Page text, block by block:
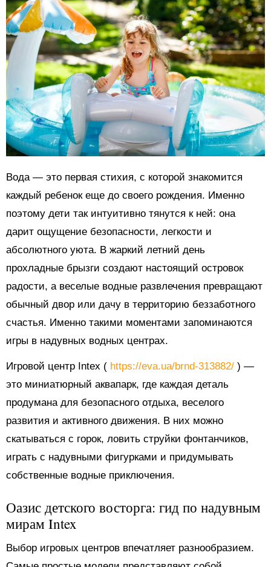
Вода — это первая стихия, с которой знакомится
каждый ребенок еще до своего рождения. Именно
поэтому дети так интуитивно тянутся к ней: она
дарит ощущение безопасности, легкости и
абсолютного уюта. В жаркий летний день
прохладные брызги создают настоящий островок
радости, а веселые водные развлечения превращают
обычный двор или дачу в территорию беззаботного
счастья. Именно такими моментами запоминаются
игры в надувных водных центрах.
Игровой центр Intex ( https://eva.ua/brnd-313882/ ) —
это миниатюрный аквапарк, где каждая деталь
продумана для безопасного отдыха, веселого
развития и активного движения. В них можно
скатываться с горок, ловить струйки фонтанчиков,
играть с надувными фигурками и придумывать
собственные водные приключения.
Оазис детского восторга: гид по надувным
мирам Intex
Выбор игровых центров впечатляет разнообразием.